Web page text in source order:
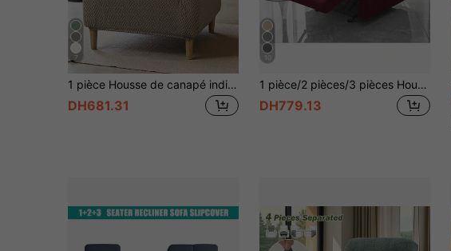
7
1 pièce Housse de canapé individuel petit en forme de T élastique à motif abstrait à carreaux, décoration de maison, housse de canapé toutes saisons, ensemble complet de housse de canapé, housse anti-poussière, convient pour la chambre et le bureau, parfait pour une utilisation à Noël
DH681.31
1 pièce/2 pièces/3 pièces Housse de canapé en velours de lait épais, élastique, imperméable, anti-poussière, résistante à l'usure et aux taches, motif patte de chat, style américain, antidérapante, convient pour le salon, la chambre et d'autres scènes multiples
DH779.13